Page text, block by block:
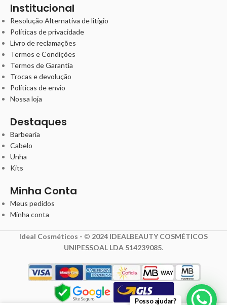
Institucional
Resolução Alternativa de litígio
Políticas de privacidade
Livro de reclamações
Termos e Condições
Termos de Garantia
Trocas e devolução
Políticas de envio
Nossa loja
Destaques
Barbearia
Cabelo
Unha
Kits
Minha Conta
Meus pedidos
Minha conta
Ideal Cosméticos - © 2024 IDEALBEAUTY COSMÉTICOS
UNIPESSOAL LDA 514239085.
134,25€
Posso ajudar?